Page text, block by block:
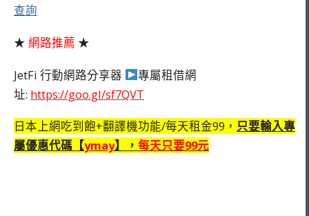
查詢
★ 網路推薦 ★
JetFi 行動網路分享器
專屬租借網
址: https://goo.gl/sf7QVT
日本上網吃到飽+翻譯機功能/每天租金99， 只要輸入專
屬優惠代碼【ymay】， 每天只要99元